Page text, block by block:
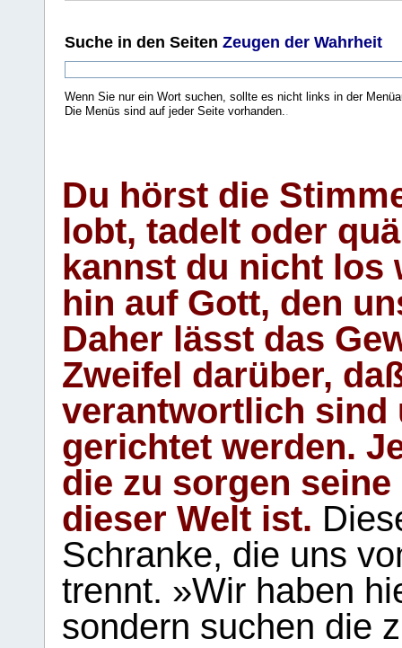
Suche in den Seiten Zeugen der Wahrheit
Wenn Sie nur ein Wort suchen, sollte es nicht links in der
Die Menüs sind auf jeder Seite vorhanden.
Du hörst die
lobt, tadelt oder
kannst du nicht los
hin auf Gott, den
Daher lässt das
Zweifel darüber,
verantwortlich sind
gerichtet werden.
die zu sorgen
dieser Welt ist.
Schranke, die uns
trennt. »Wir haben
sondern suchen die